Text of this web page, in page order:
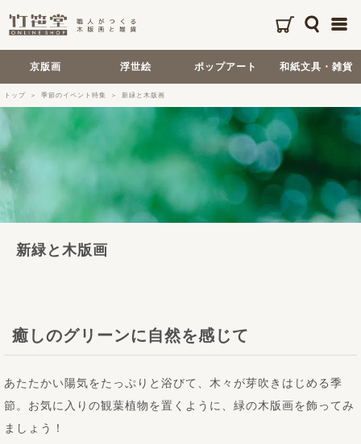
京版画 浮世絵 ポップアート 和紙文具・雑貨
トップ 季節のイベント特集 新緑と木版画
新緑と木版画
癒しのグリーンに自然を感じて
あたたかい陽気をたっぷりと浴びて、木々が芽吹きはじめる季
節。お気に入りの観葉植物を置くように、緑の木版画を飾ってみ
ましょう！